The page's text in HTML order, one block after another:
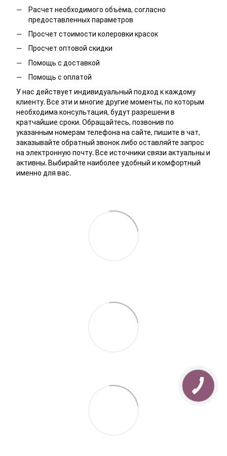
Расчет необходимого объёма, согласно
предоставленных параметров
Просчет стоимости колеровки красок
Просчет оптовой скидки
Помощь с доставкой
Помощь с оплатой
У нас действует индивидуальный подход к каждому
клиенту. Все эти и многие другие моменты, по которым
необходима консультация, будут разрешени в
кратчайшие сроки. Обращайтесь, позвонив по
указанным номерам телефона на сайте, пишите в чат,
заказывайте обратный звонок либо оставляйте запрос
на электронную почту. Все источники связи актуальны и
активны. Выбирайте наиболее удобный и комфортный
именно для вас.